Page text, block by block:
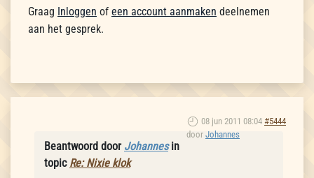
Graag Inloggen of een account aanmaken deelnemen
aan het gesprek.
08 jun 2011 08:04 #5444
door Johannes
Beantwoord door Johannesin
topic Re: Nixie klok